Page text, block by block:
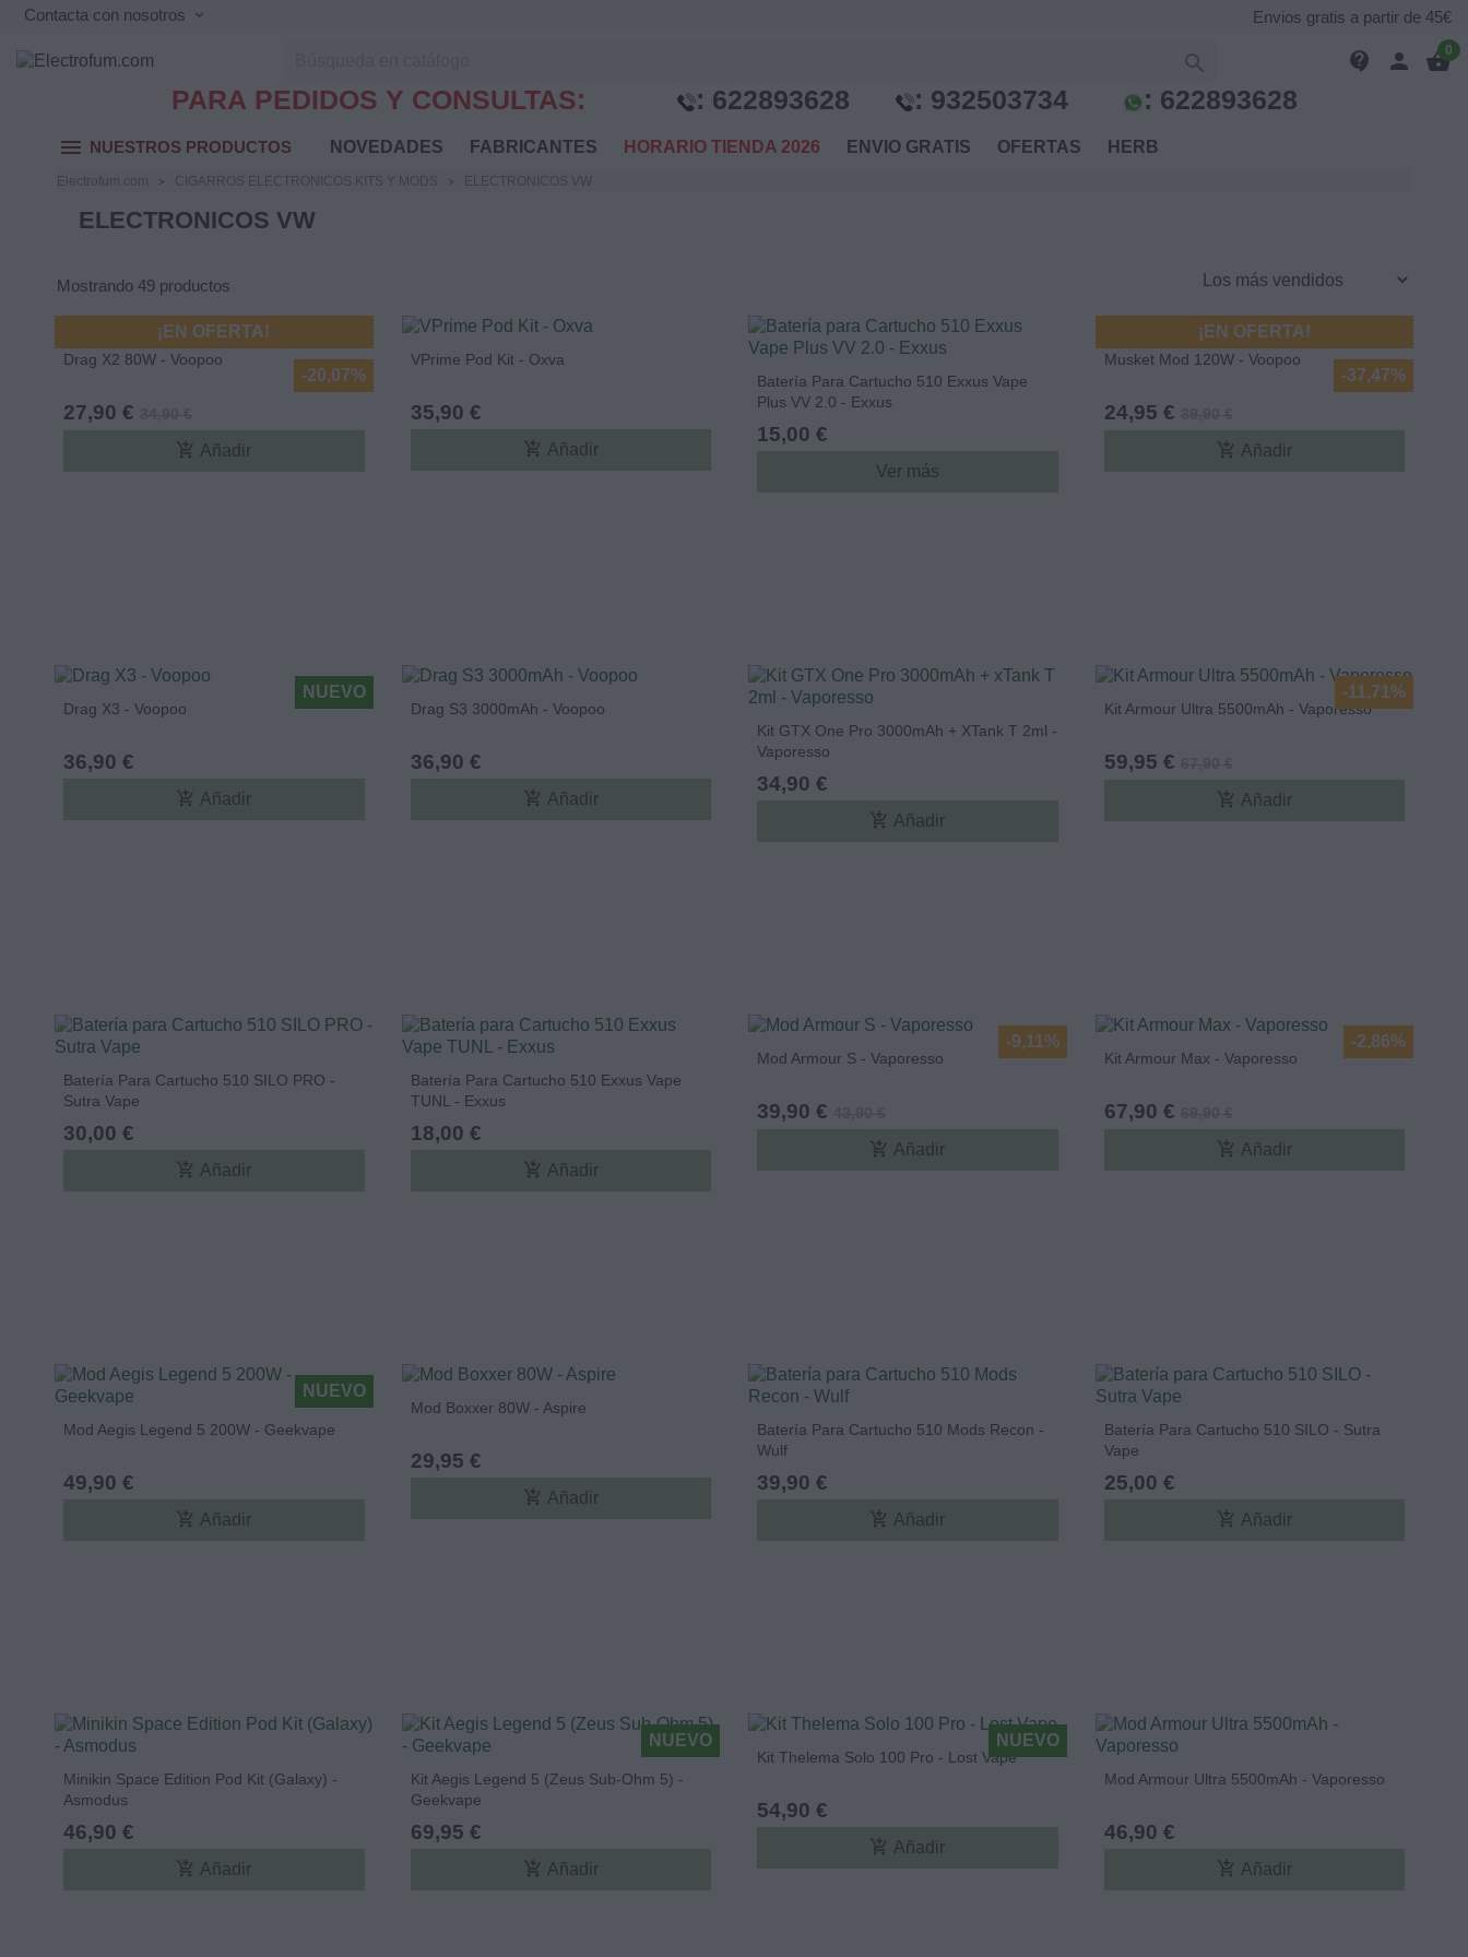
Contacta con nosotros keyboard_arrow_down Envios gratis a partir de 45€
 contact_support person shopping_basket
0
PARA PEDIDOS Y CONSULTAS: : 622893628 : 932503734 : 622893628
menu NUESTROS PRODUCTOS NOVEDADES FABRICANTES HORARIO TIENDA 2026 ENVIO GRATIS OFERTAS HERB
Electrofum.com CIGARROS ELECTRONICOS KITS Y MODS ELECTRONICOS VW
ELECTRONICOS VW
Mostrando 49 productos
Drag X2 80W - Voopoo
27,90 €
add_shopping_cart Añadir
¡EN OFERTA!
-20,07%
VPrime Pod Kit - Oxva
35,90 €
add_shopping_cart Añadir
Batería Para Cartucho 510 Exxus Vape
Plus VV 2.0 - Exxus
15,00 €
Ver más
Musket Mod 120W - Voopoo
24,95 €
add_shopping_cart Añadir
¡EN OFERTA!
-37,47%
Drag X3 - Voopoo
36,90 €
add_shopping_cart Añadir
NUEVO
Drag S3 3000mAh - Voopoo
36,90 €
add_shopping_cart Añadir
Kit GTX One Pro 3000mAh + XTank T 2ml -
Vaporesso
34,90 €
add_shopping_cart Añadir
Kit Armour Ultra 5500mAh - Vaporesso
59,95 €
add_shopping_cart Añadir
-11,71%
Batería Para Cartucho 510 SILO PRO -
Sutra Vape
30,00 €
add_shopping_cart Añadir
Batería Para Cartucho 510 Exxus Vape
TUNL - Exxus
18,00 €
add_shopping_cart Añadir
Mod Armour S - Vaporesso
39,90 €
add_shopping_cart Añadir
-9,11%
Kit Armour Max - Vaporesso
67,90 €
add_shopping_cart Añadir
-2,86%
Mod Aegis Legend 5 200W - Geekvape
49,90 €
add_shopping_cart Añadir
NUEVO
Mod Boxxer 80W - Aspire
29,95 €
add_shopping_cart Añadir
Batería Para Cartucho 510 Mods Recon -
Wulf
39,90 €
add_shopping_cart Añadir
Batería Para Cartucho 510 SILO - Sutra
Vape
25,00 €
add_shopping_cart Añadir
Minikin Space Edition Pod Kit (Galaxy) -
Asmodus
46,90 €
add_shopping_cart Añadir
Kit Aegis Legend 5 (Zeus Sub-Ohm 5) -
Geekvape
69,95 €
add_shopping_cart Añadir
NUEVO
Kit Thelema Solo 100 Pro - Lost Vape
54,90 €
add_shopping_cart Añadir
NUEVO
Mod Armour Ultra 5500mAh - Vaporesso
46,90 €
add_shopping_cart Añadir